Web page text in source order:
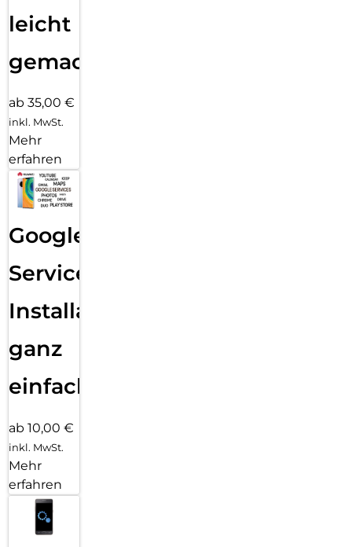
leicht
gemacht!
ab 35,00 €
inkl. MwSt.
Mehr
erfahren
Google
Services
Installation
ganz
einfach
ab 10,00 €
inkl. MwSt.
Mehr
erfahren